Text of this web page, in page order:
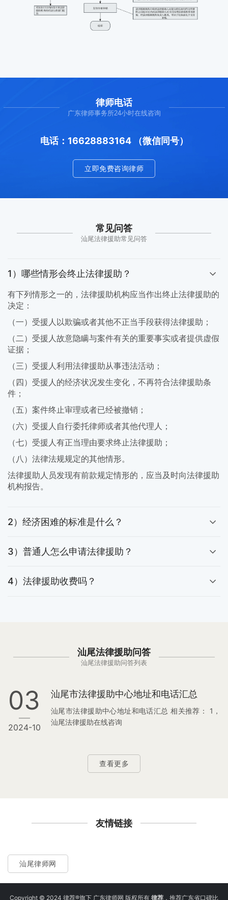
律师电话
广东律师事务所24小时在线咨询
电话：16628883164 （微信同号）
立即免费咨询律师
常见问答
汕尾法律援助常见问答
1）哪些情形会终止法律援助？
有下列情形之一的，法律援助机构应当作出终止法律援助的
决定：
（一）受援人以欺骗或者其他不正当手段获得法律援助；
（二）受援人故意隐瞒与案件有关的重要事实或者提供虚假
证据；
（三）受援人利用法律援助从事违法活动；
（四）受援人的经济状况发生变化，不再符合法律援助条
件；
（五）案件终止审理或者已经被撤销；
（六）受援人自行委托律师或者其他代理人；
（七）受援人有正当理由要求终止法律援助；
（八）法律法规规定的其他情形。
法律援助人员发现有前款规定情形的，应当及时向法律援助
机构报告。
2）经济困难的标准是什么？
3）普通人怎么申请法律援助？
4）法律援助收费吗？
汕尾法律援助问答
汕尾法律援助问答列表
03
2024-10
汕尾市法律援助中心地址和电话汇总
汕尾市法律援助中心地址和电话汇总 相关推荐： 1，
汕尾法律援助在线咨询
查看更多
友情链接
汕尾律师网
Copyright © 2024 律荐®旗下 广东律师网 版权所有 律荐 ，推荐广东省口碑比